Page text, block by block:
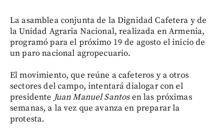
La asamblea conjunta de la Dignidad Cafetera y de
la Unidad Agraria Nacional, realizada en Armenia,
programó para el próximo 19 de agosto el inicio de
un paro nacional agropecuario.
El movimiento, que reúne a cafeteros y a otros
sectores del campo, intentará dialogar con el
presidente Juan Manuel Santosen las próximas
semanas, a la vez que avanza en preparar la
protesta.